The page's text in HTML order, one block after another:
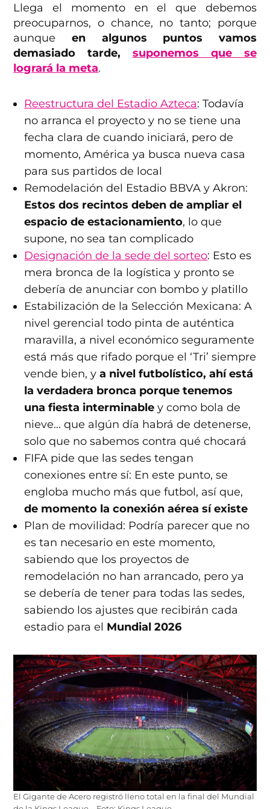
Llega el momento en el que debemos
preocuparnos, o chance, no tanto; porque
aunque en algunos puntos vamos
demasiado tarde, suponemos que se
logrará la meta.
Reestructura del Estadio Azteca: Todavía
no arranca el proyecto y no se tiene una
fecha clara de cuando iniciará, pero de
momento, América ya busca nueva casa
para sus partidos de local
Remodelación del Estadio BBVA y Akron:
Estos dos recintos deben de ampliar el
espacio de estacionamiento, lo que
supone, no sea tan complicado
Designación de la sede del sorteo: Esto es
mera bronca de la logística y pronto se
debería de anunciar con bombo y platillo
Estabilización de la Selección Mexicana: A
nivel gerencial todo pinta de auténtica
maravilla, a nivel económico seguramente
está más que rifado porque el ‘Tri’ siempre
vende bien, ya nivel futbolístico, ahí está
la verdadera bronca porque tenemos
una fiesta interminable y como bola de
nieve… que algún día habrá de detenerse,
solo que no sabemos contra qué chocará
FIFA pide que las sedes tengan
conexiones entre sí: En este punto, se
engloba mucho más que futbol, así que,
de momento la conexión aérea sí existe
Plan de movilidad: Podría parecer que no
es tan necesario en este momento,
sabiendo que los proyectos de
remodelación no han arrancado, pero ya
se debería de tener para todas las sedes,
sabiendo los ajustes que recibirán cada
estadio para el Mundial 2026
El Gigante de Acero registró lleno total en la final del Mundial